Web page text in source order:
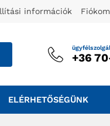
információk Fiókom
+36
ELÉRHETŐSÉGÜNK